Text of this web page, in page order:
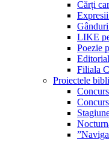
Cărți
LIKE
Poezie
Filiala
Proiectele